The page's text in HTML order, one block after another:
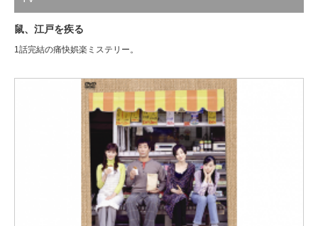
鼠、江戸を疾る
1話完結の痛快娯楽ミステリー。